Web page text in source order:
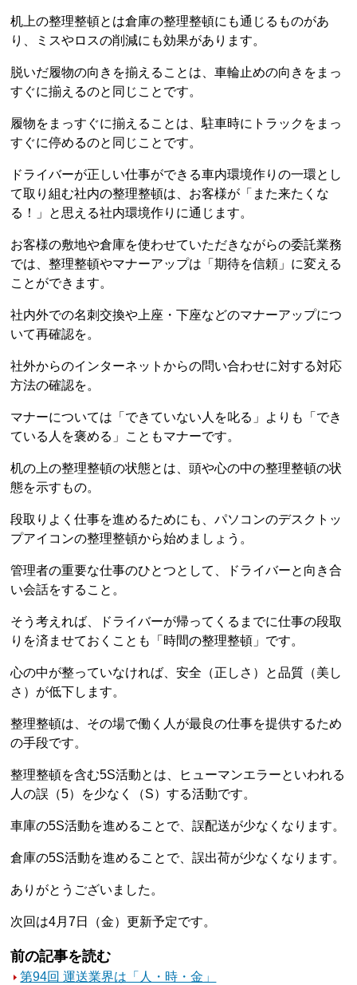
机上の整理整頓とは倉庫の整理整頓にも通じるものがあ
り、ミスやロスの削減にも効果があります。
脱いだ履物の向きを揃えることは、車輪止めの向きをまっ
すぐに揃えるのと同じことです。
履物をまっすぐに揃えることは、駐車時にトラックをまっ
すぐに停めるのと同じことです。
ドライバーが正しい仕事ができる車内環境作りの一環とし
て取り組む社内の整理整頓は、お客様が「また来たくな
る！」と思える社内環境作りに通じます。
お客様の敷地や倉庫を使わせていただきながらの委託業務
では、整理整頓やマナーアップは「期待を信頼」に変える
ことができます。
社内外での名刺交換や上座・下座などのマナーアップにつ
いて再確認を。
社外からのインターネットからの問い合わせに対する対応
方法の確認を。
マナーについては「できていない人を叱る」よりも「でき
ている人を褒める」こともマナーです。
机の上の整理整頓の状態とは、頭や心の中の整理整頓の状
態を示すもの。
段取りよく仕事を進めるためにも、パソコンのデスクトッ
プアイコンの整理整頓から始めましょう。
管理者の重要な仕事のひとつとして、ドライバーと向き合
い会話をすること。
そう考えれば、ドライバーが帰ってくるまでに仕事の段取
りを済ませておくことも「時間の整理整頓」です。
心の中が整っていなければ、安全（正しさ）と品質（美し
さ）が低下します。
整理整頓は、その場で働く人が最良の仕事を提供するため
の手段です。
整理整頓を含む5S活動とは、ヒューマンエラーといわれる
人の誤（5）を少なく（S）する活動です。
車庫の5S活動を進めることで、誤配送が少なくなります。
倉庫の5S活動を進めることで、誤出荷が少なくなります。
ありがとうございました。
次回は4月7日（金）更新予定です。
前の記事を読む
第94回 運送業界は「人・時・金」